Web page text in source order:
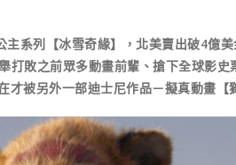
系列【冰雪奇緣】，北美賣出破4億美
打敗之前眾多動畫前輩、搶下全球影史
才被另外一部迪士尼作品－擬真動畫【